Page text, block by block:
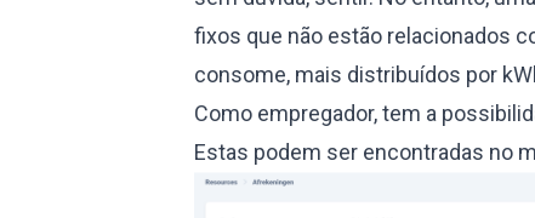
fixos que não estão relacionados
consome, mais distribuídos por
Como empregador, tem a
Estas podem ser encontradas no